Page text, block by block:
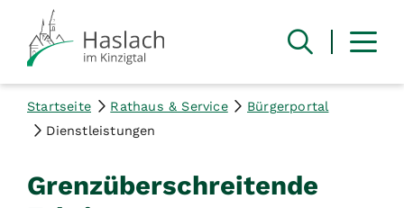
Startseite Rathaus & Service
Bürgerportal
Dienstleistungen
Grenzüberschreitende